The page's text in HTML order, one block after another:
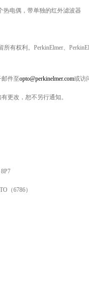
热电偶，带单独的红外滤波器
所有权利。PerkinElmer、
件至opto@perkinelmer.com或访
更改，恕不另行通知。
（6786）